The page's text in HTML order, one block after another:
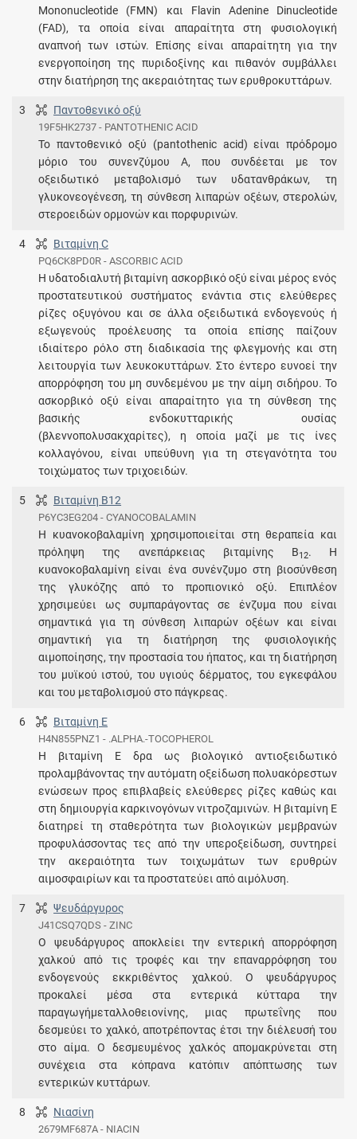
Mononucleotide (FMN) και Flavin Adenine Dinucleotide
(FAD), τα οποία είναι απαραίτητα στη φυσιολογική
αναπνοή των ιστών. Επίσης είναι απαραίτητη για την
ενεργοποίηση της πυριδοξίνης και πιθανόν συμβάλλει
στην διατήρηση της ακεραιότητας των ερυθροκυττάρων.
3 Παντοθενικό οξύ
19F5HK2737 - PANTOTHENIC ACID
Το παντοθενικό οξύ (pantothenic acid) είναι πρόδρομο
μόριο του συνενζύμου Α, που συνδέεται με τον
οξειδωτικό μεταβολισμό των υδατανθράκων, τη
γλυκονεογένεση, τη σύνθεση λιπαρών οξέων, στερολών,
στεροειδών ορμονών και πορφυρινών.
4 Βιταμίνη C
PQ6CK8PD0R - ASCORBIC ACID
Η υδατοδιαλυτή βιταμίνη ασκορβικό οξύ είναι μέρος ενός
προστατευτικού συστήματος ενάντια στις ελεύθερες
ρίζες οξυγόνου και σε άλλα οξειδωτικά ενδογενούς ή
εξωγενούς προέλευσης τα οποία επίσης παίζουν
ιδιαίτερο ρόλο στη διαδικασία της φλεγμονής και στη
λειτουργία των λευκοκυττάρων. Στο έντερο ευνοεί την
απορρόφηση του μη συνδεμένου με την αίμη σιδήρου. Το
ασκορβικό οξύ είναι απαραίτητο για τη σύνθεση της
βασικής ενδοκυτταρικής ουσίας
(βλεννοπολυσακχαρίτες), η οποία μαζί με τις ίνες
κολλαγόνου, είναι υπεύθυνη για τη στεγανότητα του
τοιχώματος των τριχοειδών.
5 Βιταμίνη Β12
P6YC3EG204 - CYANOCOBALAMIN
Η κυανοκοβαλαμίνη χρησιμοποιείται στη θεραπεία και
πρόληψη της ανεπάρκειας βιταμίνης Β12. Η
κυανοκοβαλαμίνη είναι ένα συνένζυμο στη βιοσύνθεση
της γλυκόζης από το προπιονικό οξύ. Επιπλέον
χρησιμεύει ως συμπαράγοντας σε ένζυμα που είναι
σημαντικά για τη σύνθεση λιπαρών οξέων και είναι
σημαντική για τη διατήρηση της φυσιολογικής
αιμοποίησης, την προστασία του ήπατος, και τη διατήρηση
του μυϊκού ιστού, του υγιούς δέρματος, του εγκεφάλου
και του μεταβολισμού στο πάγκρεας.
6 Βιταμίνη Ε
H4N855PNZ1 - .ALPHA.-TOCOPHEROL
H βιταμίνη E δρα ως βιολογικό αντιοξειδωτικό
προλαμβάνοντας την αυτόματη οξείδωση πολυακόρεστων
ενώσεων προς επιβλαβείς ελεύθερες ρίζες καθώς και
στη δημιουργία καρκινογόνων νιτροζαμινών. Η βιταμίνη Ε
διατηρεί τη σταθερότητα των βιολογικών μεμβρανών
προφυλάσσοντας τες από την υπεροξείδωση, συντηρεί
την ακεραιότητα των τοιχωμάτων των ερυθρών
αιμοσφαιρίων και τα προστατεύει από αιμόλυση.
7 Ψευδάργυρος
J41CSQ7QDS - ZINC
Ο ψευδάργυρος αποκλείει την εντερική απορρόφηση
χαλκού από τις τροφές και την επαναρρόφηση του
ενδογενούς εκκριθέντος χαλκού. Ο ψευδάργυρος
προκαλεί μέσα στα εντερικά κύτταρα την
παραγωγήμεταλλοθειονίνης, μιας πρωτεΐνης που
δεσμεύει το χαλκό, αποτρέποντας έτσι την διέλευσή του
στο αίμα. Ο δεσμευμένος χαλκός απομακρύνεται στη
συνέχεια στα κόπρανα κατόπιν απόπτωσης των
εντερικών κυττάρων.
8 Νιασίνη
2679MF687A - NIACIN